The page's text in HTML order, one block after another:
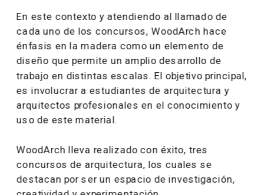
En este contexto y atendiendo al llamado de
cada uno de los concursos, WoodArch hace
énfasis en la madera como un elemento de
diseño que permite un amplio desarrollo de
trabajo en distintas escalas. El objetivo principal,
es involucrar a estudiantes de arquitectura y
arquitectos profesionales en el conocimiento y
uso de este material.
WoodArch lleva realizado con éxito, tres
concursos de arquitectura, los cuales se
destacan por ser un espacio de investigación,